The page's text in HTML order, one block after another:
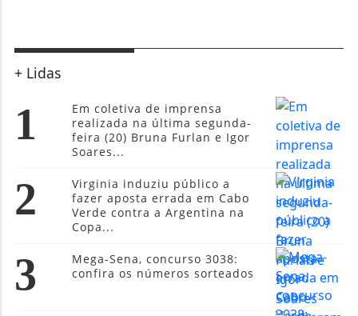
+ Lidas
1
Em coletiva de imprensa
realizada na última segunda-
feira (20) Bruna Furlan e Igor
Soares...
2
Virginia induziu público a
fazer aposta errada em Cabo
Verde contra a Argentina na
Copa...
3
Mega-Sena, concurso 3038:
confira os números sorteados